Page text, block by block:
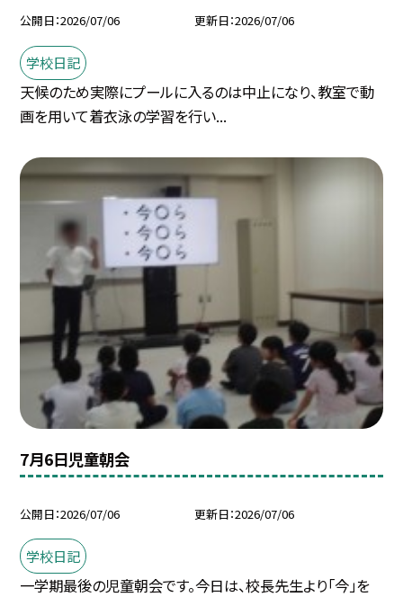
公開日 2026/07/06 更新日 2026/07/06
学校日記
天候のため実際にプールに入るのは中止になり、教室で動
画を用いて着衣泳の学習を行い...
7月6日児童朝会
公開日 2026/07/06 更新日 2026/07/06
学校日記
一学期最後の児童朝会です。今日は、校長先生より「今」を